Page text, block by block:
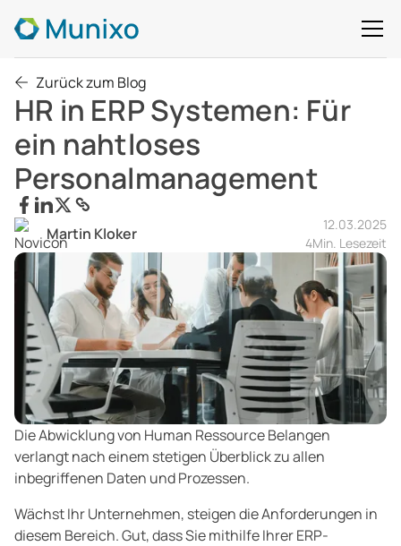
Zurück zum Blog
HR in ERP Systemen: Für
ein nahtloses
Personalmanagement
Martin Kloker
12.03.2025
4Min. Lesezeit
Die Abwicklung von Human Ressource Belangen
verlangt nach einem stetigen Überblick zu allen
inbegriffenen Daten und Prozessen.
Wächst Ihr Unternehmen, steigen die Anforderungen in
diesem Bereich. Gut, dass Sie mithilfe Ihrer ERP-